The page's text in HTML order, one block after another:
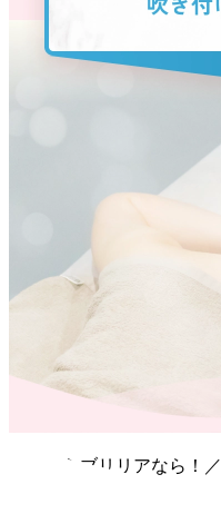
＼だからブリリアなら！／